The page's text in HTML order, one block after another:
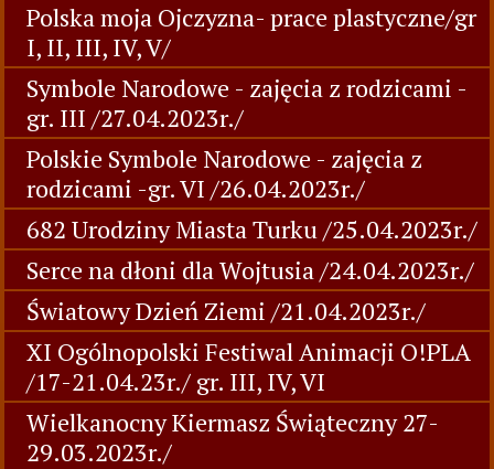
Polska moja Ojczyzna- prace plastyczne/gr
I, II, III, IV, V/
Symbole Narodowe - zajęcia z rodzicami -
gr. III /27.04.2023r./
Polskie Symbole Narodowe - zajęcia z
rodzicami -gr. VI /26.04.2023r./
682 Urodziny Miasta Turku /25.04.2023r./
Serce na dłoni dla Wojtusia /24.04.2023r./
Światowy Dzień Ziemi /21.04.2023r./
XI Ogólnopolski Festiwal Animacji O!PLA
/17-21.04.23r./ gr. III, IV, VI
Wielkanocny Kiermasz Świąteczny 27-
29.03.2023r./